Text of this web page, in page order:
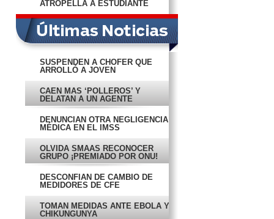
ATROPELLA A ESTUDIANTE
SUSPENDEN A CHOFER QUE
ARROLLÓ A JOVEN
CAEN MÁS ‘POLLEROS’ Y
DELATAN A UN AGENTE
DENUNCIAN OTRA NEGLIGENCIA
MÉDICA EN EL IMSS
OLVIDA SMAAS RECONOCER
GRUPO ¡PREMIADO POR ONU!
DESCONFÍAN DE CAMBIO DE
MEDIDORES DE CFE
TOMAN MEDIDAS ANTE ÉBOLA Y
CHIKUNGUNYA